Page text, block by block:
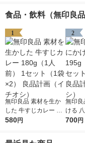
食品・飲料（無印良
1
無印良品 素材を生か
した 牛すじカレー 18
0g（1人前） 1セット
580円
2
無印良
ける
人前）
700円